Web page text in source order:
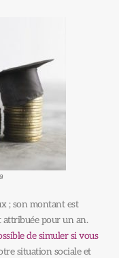
; son montant est
attribuée pour un an.
de simuler si vous
situation sociale et